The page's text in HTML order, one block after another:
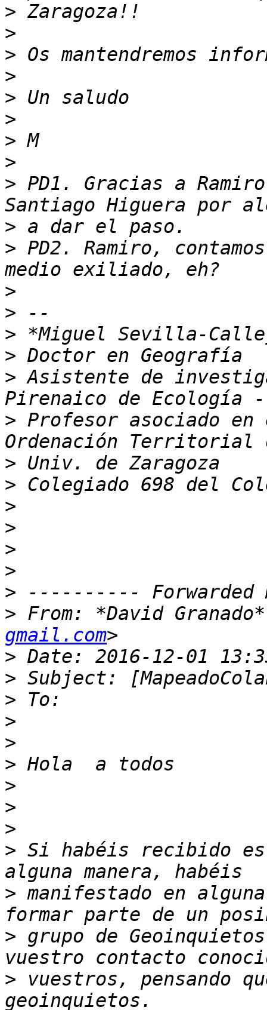
>
>
>
>
>
>
>
>
> PD1. Gracias a
>
> PD2. Ramiro,
>
>
>
>
> Asistente de
> Profesor asociado
>
>
>
>
>
>
>
> From: *David
gmail.com
>
>
>
>
>
>
>
>
>
> Si habéis recibido
> manifestado en
> grupo de
> vuestros, pensando